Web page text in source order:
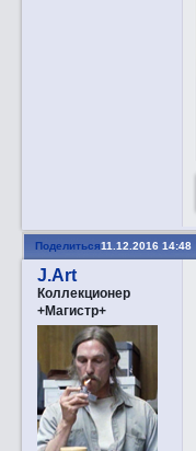
Поделиться11.12.2016 14:48
J.Art
Коллекционер
+Магистр+